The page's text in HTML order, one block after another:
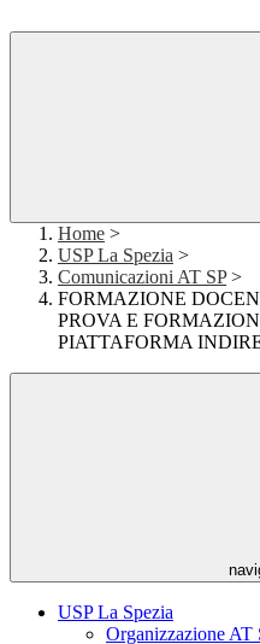
Home >
USP La Spezia >
Comunicazioni AT SP >
FORMAZIONE
PROVA E
PIATTAFORMA
USP La Spezia
Organizzazione AT